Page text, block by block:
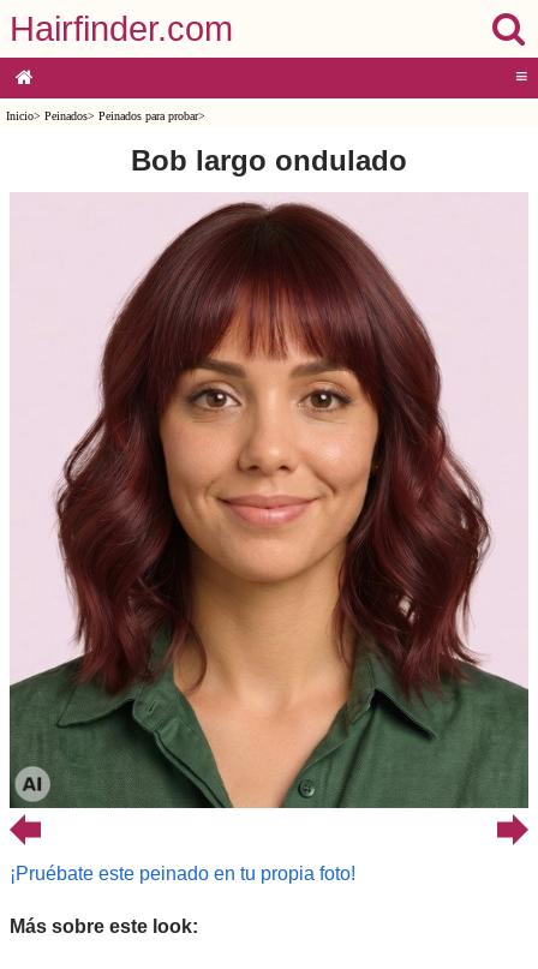
Hairfinder.com
≡
Inicio> Peinados> Peinados para probar>
Bob largo ondulado
¡Pruébate este peinado en tu propia foto!
Más sobre este look: